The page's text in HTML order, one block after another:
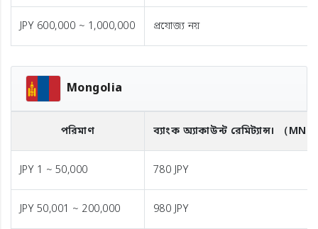
JPY 600,000 ~ 1,000,000 প্রযোজ্য নয়
Mongolia
পরিমাণ ব্যাংক অ্যাকাউন্ট রেমিট্যান্স। （MNT
JPY 1 ~ 50,000 780 JPY
JPY 50,001 ~ 200,000 980 JPY